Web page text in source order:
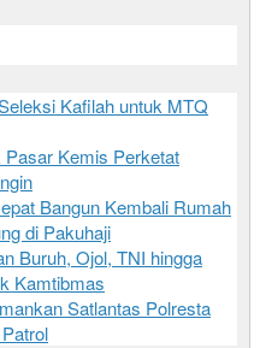
Kafilah untuk MTQ
Kemis Perketat
Bangun Kembali Rumah
di Pakuhaji
Buruh, Ojol, TNI hingga
Kamtibmas
Satlantas Polresta